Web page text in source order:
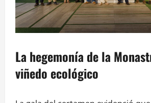
La hegemonía de la
viñedo ecológico